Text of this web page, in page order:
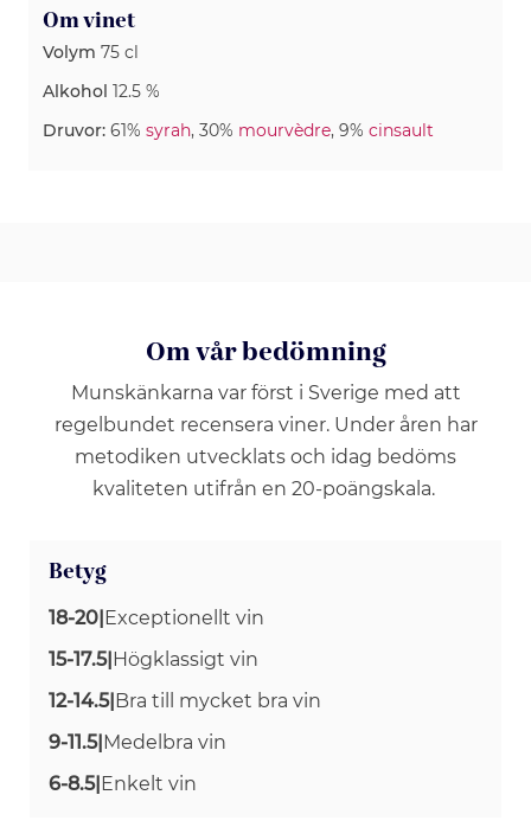
Om vinet
Volym 75 cl
Alkohol 12.5 %
Druvor: 61% syrah, 30% mourvèdre, 9% cinsault
Om vår bedömning
Munskänkarna var först i Sverige med att
regelbundet recensera viner. Under åren har
metodiken utvecklats och idag bedöms
kvaliteten utifrån en 20-poängskala.
Betyg
18-20|Exceptionellt vin
15-17.5|Högklassigt vin
12-14.5|Bra till mycket bra vin
9-11.5|Medelbra vin
6-8.5|Enkelt vin